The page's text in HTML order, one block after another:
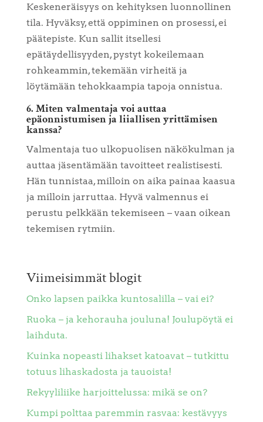
Keskeneräisyys on kehityksen luonnollinen
tila. Hyväksy, että oppiminen on prosessi, ei
päätepiste. Kun sallit itsellesi
epätäydellisyyden, pystyt kokeilemaan
rohkeammin, tekemään virheitä ja
löytämään tehokkaampia tapoja onnistua.
6. Miten valmentaja voi auttaa
epäonnistumisen ja liiallisen yrittämisen
kanssa?
Valmentaja tuo ulkopuolisen näkökulman ja
auttaa jäsentämään tavoitteet realistisesti.
Hän tunnistaa, milloin on aika painaa kaasua
ja milloin jarruttaa. Hyvä valmennus ei
perustu pelkkään tekemiseen – vaan oikean
tekemisen rytmiin.
Viimeisimmät blogit
Onko lapsen paikka kuntosalilla – vai ei?
Ruoka – ja kehorauha jouluna! Joulupöytä ei
laihduta.
Kuinka nopeasti lihakset katoavat – tutkittu
totuus lihaskadosta ja tauoista!
Rekyyliliike harjoittelussa: mikä se on?
Kumpi polttaa paremmin rasvaa: kestävyys